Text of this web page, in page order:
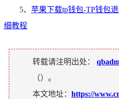
5、 苹果下载tp钱包-TP钱包
细教程
转载请注明出处：
（）。
本文地址： https://